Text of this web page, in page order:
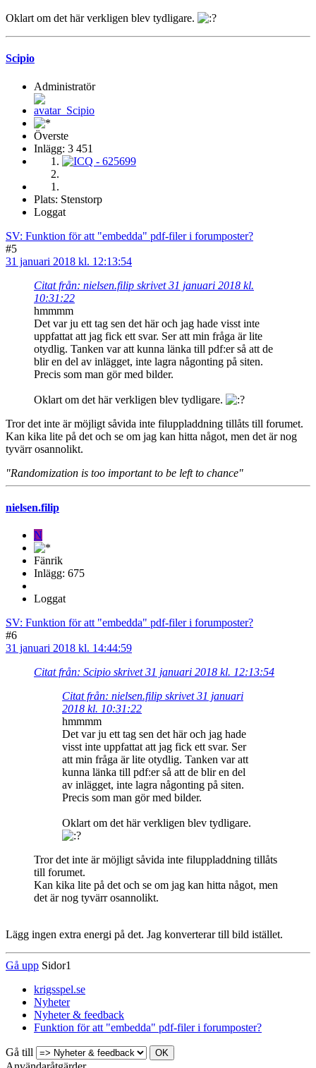
Oklart om det här verkligen blev tydligare.
Scipio
Administratör
Överste
Inlägg: 3 451
Plats: Stenstorp
Loggat
SV: Funktion för att "embedda" pdf-filer i forumposter?
#5
31 januari 2018 kl. 12:13:54
Citat från: nielsen.filip skrivet 31 januari 2018 kl.
10:31:22
hmmmm
Det var ju ett tag sen det här och jag hade visst inte
uppfattat att jag fick ett svar. Ser att min fråga är lite
otydlig. Tanken var att kunna länka till pdf:er så att de
blir en del av inlägget, inte lagra någonting på siten.
Precis som man gör med bilder.
Oklart om det här verkligen blev tydligare.
Tror det inte är möjligt såvida inte filuppladdning tillåts till forumet.
Kan kika lite på det och se om jag kan hitta något, men det är nog
tyvärr osannolikt.
"Randomization is too important to be left to chance"
nielsen.filip
N
Fänrik
Inlägg: 675
Loggat
SV: Funktion för att "embedda" pdf-filer i forumposter?
#6
31 januari 2018 kl. 14:44:59
Citat från: Scipio skrivet 31 januari 2018 kl. 12:13:54
Citat från: nielsen.filip skrivet 31 januari
2018 kl. 10:31:22
hmmmm
Det var ju ett tag sen det här och jag hade
visst inte uppfattat att jag fick ett svar. Ser
att min fråga är lite otydlig. Tanken var att
kunna länka till pdf:er så att de blir en del
av inlägget, inte lagra någonting på siten.
Precis som man gör med bilder.
Oklart om det här verkligen blev tydligare.
Tror det inte är möjligt såvida inte filuppladdning tillåts
till forumet.
Kan kika lite på det och se om jag kan hitta något, men
det är nog tyvärr osannolikt.
Lägg ingen extra energi på det. Jag konverterar till bild istället.
Gå upp Sidor1
krigsspel.se
Nyheter
Nyheter & feedback
Funktion för att "embedda" pdf-filer i forumposter?
Gå till